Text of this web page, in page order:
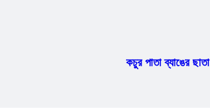
কচুর পাতা ব্যাঙের ছাতা